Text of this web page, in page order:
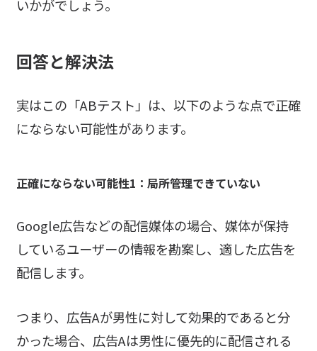
いかがでしょう。
回答と解決法
実はこの「ABテスト」は、以下のような点で正確
にならない可能性があります。
正確にならない可能性1：局所管理できていない
Google広告などの配信媒体の場合、媒体が保持
しているユーザーの情報を勘案し、適した広告を
配信します。
つまり、広告Aが男性に対して効果的であると分
かった場合、広告Aは男性に優先的に配信される